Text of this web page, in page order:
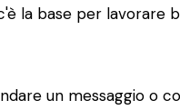
la base per lavorare
un messaggio o